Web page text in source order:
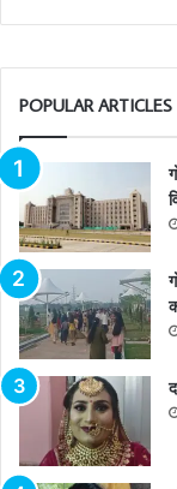
POPULAR ARTICLES